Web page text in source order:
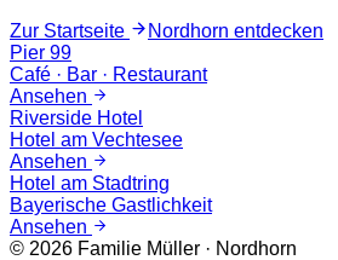
Zur Startseite
Nordhorn entdecken
Pier 99
Café · Bar · Restaurant
Ansehen
Riverside Hotel
Hotel am Vechtesee
Ansehen
Hotel am Stadtring
Bayerische Gastlichkeit
Ansehen
© 2026 Familie Müller · Nordhorn